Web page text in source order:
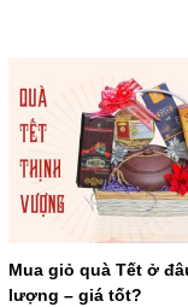
Mua giỏ quà Tết ở
lượng – giá tốt?